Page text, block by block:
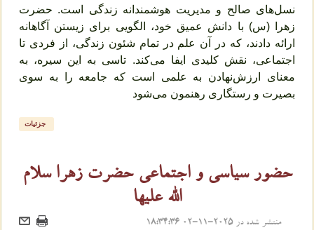
نسل‌های صالح و مدیریت هوشمندانه زندگی است. حضرت
زهرا (س) با دانش عمیق خود، الگویی برای زیستن آگاهانه
ارائه دادند، که در آن علم در تمام شئون زندگی، از فردی تا
اجتماعی، نقش کلیدی ایفا می‌کند. تاسی به این سیره، به
معنای ارزش‌نهادن به علمی است که جامعه را به سوی
بصیرت و رستگاری رهنمون می‌شود
جزئیات
حضور سیاسی و اجتماعی حضرت زهرا سلام
الله علیها
منتشر شده در2025-11-02 18:34:36